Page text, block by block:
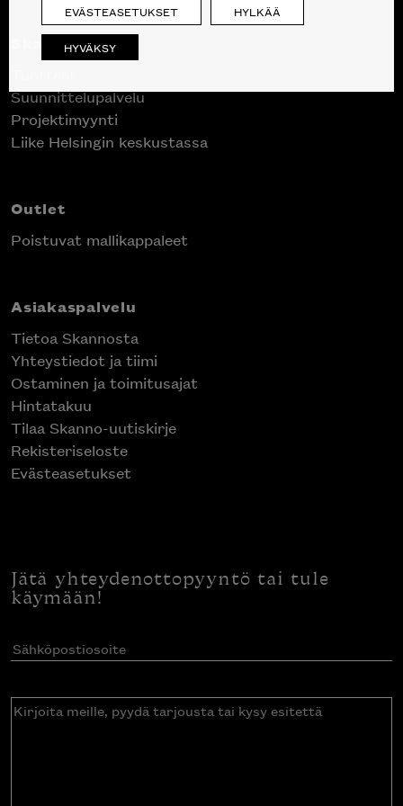
Skanno
Suunnittelupalvelu
Projektimyynti
Liike Helsingin keskustassa
Outlet
Poistuvat mallikappaleet
Asiakaspalvelu
Tietoa Skannosta
Yhteystiedot ja tiimi
Ostaminen ja toimitusajat
Hintatakuu
Tilaa Skanno-uutiskirje
Rekisteriseloste
Evästeasetukset
Jätä yhteydenottopyyntö tai tule
käymään!
Sähköpostiosoite(Pakollinen)
Kirjoita
EVÄSTEASETUKSET HYLKÄÄ
HYVÄKSY